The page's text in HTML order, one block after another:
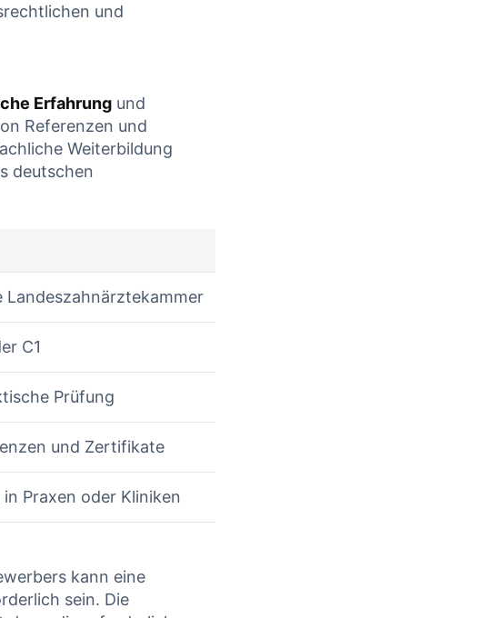
und
Erfahrung und
Referenzen und
Weiterbildung
deutschen
C1
Prüfung
und Zertifikate
Praxen⁢ oder Kliniken
​kann eine
sein. Die